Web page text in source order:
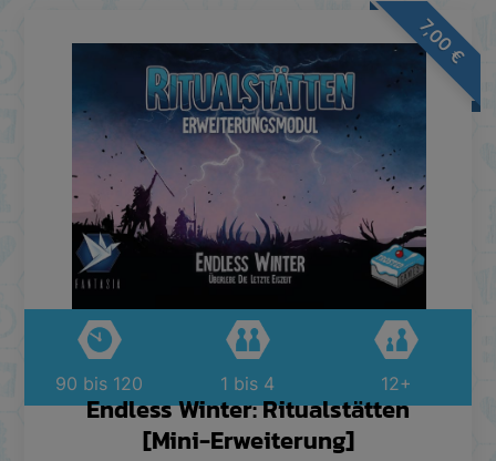
Endless Winter: Ritualstätten
[Mini-Erweiterung]
90 bis 120 1 bis 4 12+
7,00
€